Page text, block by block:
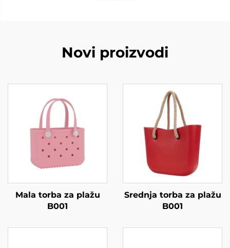
Novi proizvodi
Mala torba za plažu
B001
Srednja torba za plažu
B001